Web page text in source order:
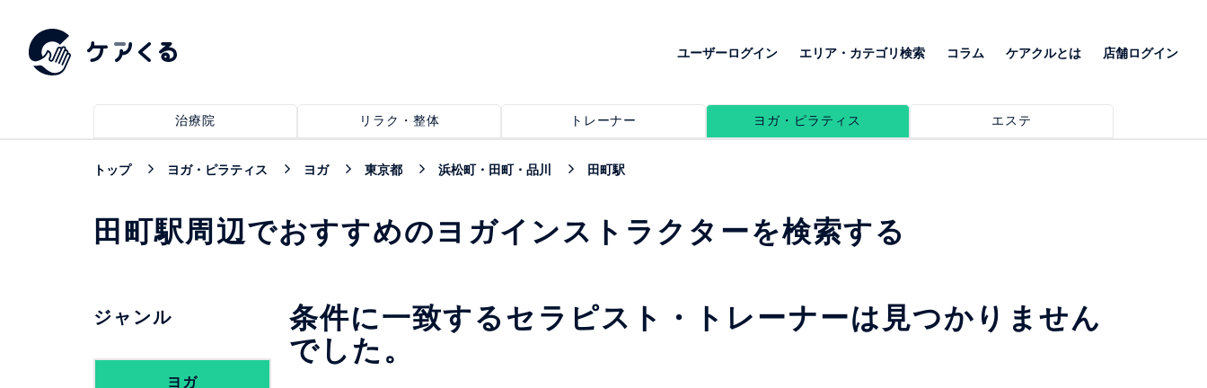
ユーザーログイン エリア・カテゴリ検索 コラム ケアクルとは 店舗ログイン
治療院 リラク・整体 トレーナー ヨガ・ピラティス エステ
トップ ヨガ・ピラティス ヨガ 東京都 浜松町・田町・品川 田町駅
田町駅周辺でおすすめのヨガインストラクターを検索する
ジャンル
ヨガ
条件に一致するセラピスト・トレーナーは見つかりません
でした。